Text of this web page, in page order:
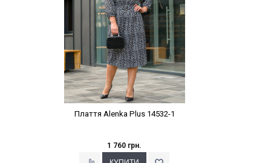
Плаття Alenka Plus 14532-1
1 760 грн.